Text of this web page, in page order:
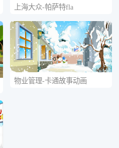
上海大众-帕萨特fla
物业管理-卡通故事动画